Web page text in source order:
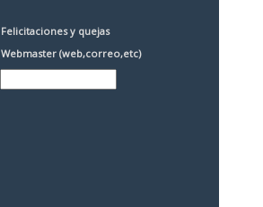
Felicitaciones y quejas
Webmaster (web,correo,etc)